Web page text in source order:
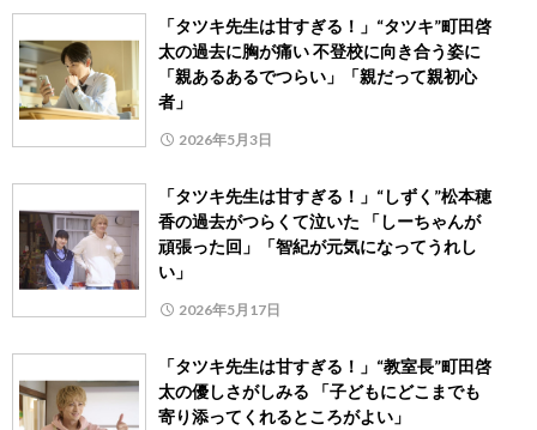
「タツキ先生は甘すぎる！」“タツキ”町田啓
太の過去に胸が痛い 不登校に向き合う姿に
「親あるあるでつらい」「親だって親初心
者」
2026年5月3日
「タツキ先生は甘すぎる！」“しずく”松本穂
香の過去がつらくて泣いた 「しーちゃんが
頑張った回」「智紀が元気になってうれし
い」
2026年5月17日
「タツキ先生は甘すぎる！」“教室長”町田啓
太の優しさがしみる 「子どもにどこまでも
寄り添ってくれるところがよい」